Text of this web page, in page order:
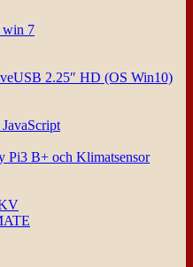
win 7
2.25″ HD (OS Win10)
Pi3 B+ och Klimatsensor